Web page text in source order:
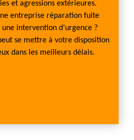
et agressions extérieures.
entreprise réparation fuite
intervention d’urgence ?
se mettre à votre disposition
dans les meilleurs délais.